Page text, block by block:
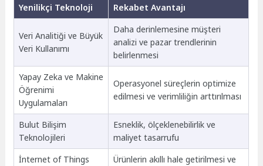
Yenilikçi Teknoloji Rekabet Avantajı
Veri Analitiği ve Büyük
Veri Kullanımı
Daha derinlemesine müşteri
analizi ve pazar trendlerinin
belirlenmesi
Yapay Zeka ve Makine
Öğrenimi
Uygulamaları
Operasyonel süreçlerin optimize
edilmesi ve verimliliğin arttırılması
Bulut Bilişim
Teknolojileri
Esneklik, ölçeklenebilirlik ve
maliyet tasarrufu
İnternet of Things
Ürünlerin akıllı hale getirilmesi ve